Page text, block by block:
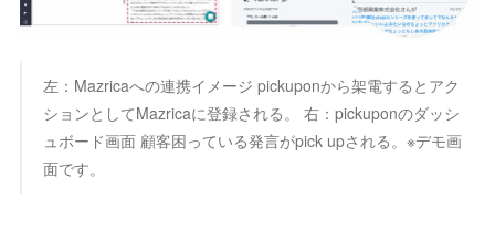
左：Mazricaへの連携イメージ pickuponから架電するとアク
ションとしてMazricaに登録される。 右：pickuponのダッシ
ュボード画面 顧客困っている発言がpick upされる。※デモ画
面です。